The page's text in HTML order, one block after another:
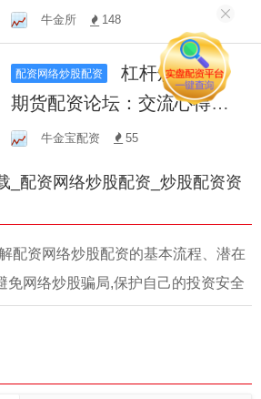
助您投资起航！
牛金所 148
配资网络炒股配资
杠杆炒股app
期货配资论坛：交流心得，
共赢未来！
牛金宝配资 55
_配资网络炒股配资_炒股配资资
配资网络炒股配资的基本流程、潜在
免网络炒股骗局,保护自己的投资安全